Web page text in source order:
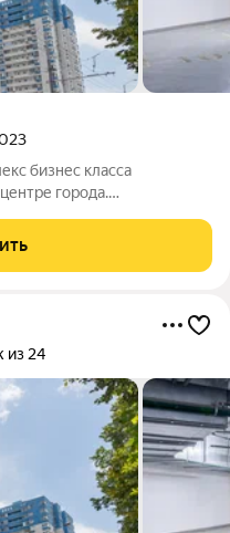
бизнес класса
площадью 17,17 и 16,22
и выходом
из 24